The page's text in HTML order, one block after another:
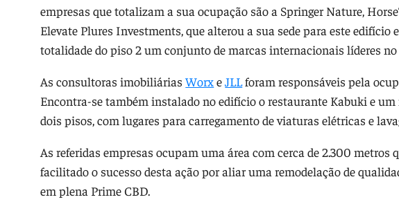
empresas que totalizam a sua ocupação são a Springer Nature,
Elevate Plures Investments, que alterou a sua sede para este edifício
totalidade do piso 2 um conjunto de marcas internacionais líderes no
As consultoras imobiliáriasWorxeJLLforam responsáveis pela
Encontra-se também instalado no edifício o restaurante Kabuki e
dois pisos, com lugares para carregamento de viaturas elétricas e
As referidas empresas ocupam uma área com cerca de 2.300 metros
facilitado o sucesso desta ação por aliar uma remodelação de
em plena Prime CBD.